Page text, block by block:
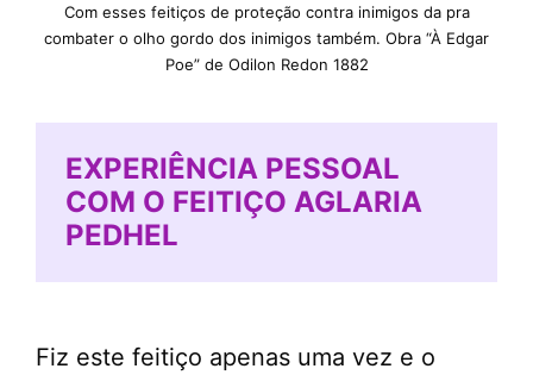
Com esses feitiços de proteção contra inimigos da pra
combater o olho gordo dos inimigos também. Obra “À Edgar
Poe” de Odilon Redon 1882
EXPERIÊNCIA PESSOAL
COM O FEITIÇO AGLARIA
PEDHEL
Fiz este feitiço apenas uma vez e o